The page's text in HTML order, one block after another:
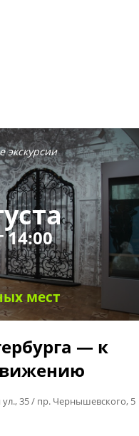
экскурсии
14:00
мест
— к
35 / пр. Чернышевского, 5